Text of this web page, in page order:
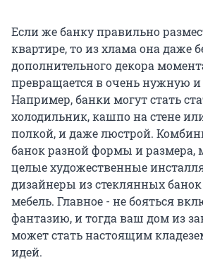
Если же банку правильно
квартире, то из хлама она даже
дополнительного декора
превращается в очень нужную
Например, банки могут стать
холодильник, кашпо на стене
полкой, и даже люстрой.
банок разной формы и размера,
целые художественные
дизайнеры из стеклянных
мебель. Главное - не бояться
фантазию, и тогда ваш дом из
может стать настоящим
идей.